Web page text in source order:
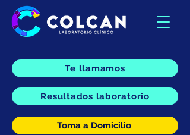
Te llamamos
Resultados laboratorio
Toma a Domicilio